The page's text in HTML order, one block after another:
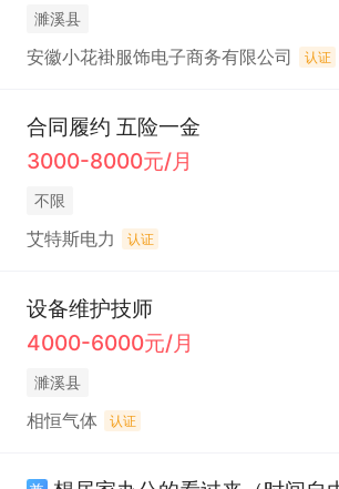
濉溪县
安徽小花褂服饰电子商务有限公司 认证
合同履约 五险一金
3000-8000元/月
不限
艾特斯电力 认证
设备维护技师
4000-6000元/月
濉溪县
相恒气体 认证